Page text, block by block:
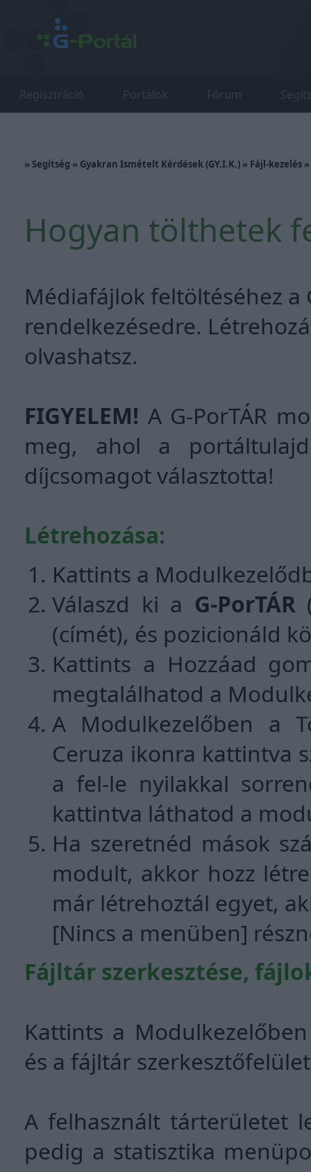
Regisztráció Portálok Fórum
» Segítség » Gyakran Ismételt Kérdések (GY.I.K.) » Fájl-kezelés »
Hogyan tölthetek
Médiafájlok feltöltéséhez a
rendelkezésedre.
olvashatsz.
FIGYELEM! A G-PorTÁR
meg, ahol a
díjcsomagot választotta!
Létrehozása:
Kattints a
Válaszd ki a G-PorTÁR
(címét), és pozicionáld
Kattints a Hozzáad
megtalálhatod a
A Modulkezelőben a
Ceruza ikonra kattintva
a fel-le nyilakkal
kattintva láthatod a
Ha szeretnéd mások
modult, akkor hozz
már létrehoztál egyet,
[Nincs a menüben]
Fájltár szerkesztése,
Kattints a
és a fájltár
A felhasznált tárterületet
pedig a statisztika